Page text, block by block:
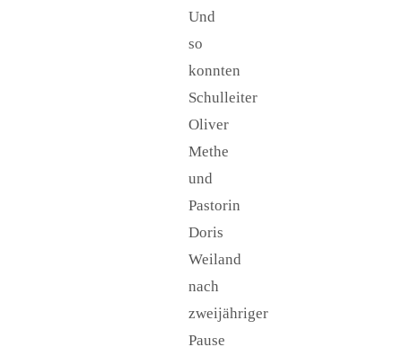
Und
so
konnten
Schulleiter
Oliver
Methe
und
Pastorin
Doris
Weiland
nach
zweijähriger
Pause